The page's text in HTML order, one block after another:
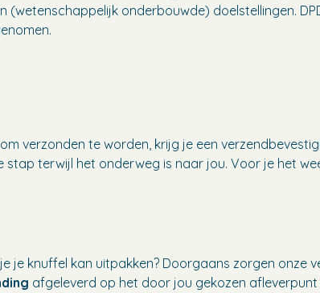
(wetenschappelijk onderbouwde) doelstellingen.
verzonden te worden, krijg je een
terwijl het onderweg is naar jou. Voor je het
je knuffel kan uitpakken? Doorgaans zorgen onze
afgeleverd op het door jou gekozen